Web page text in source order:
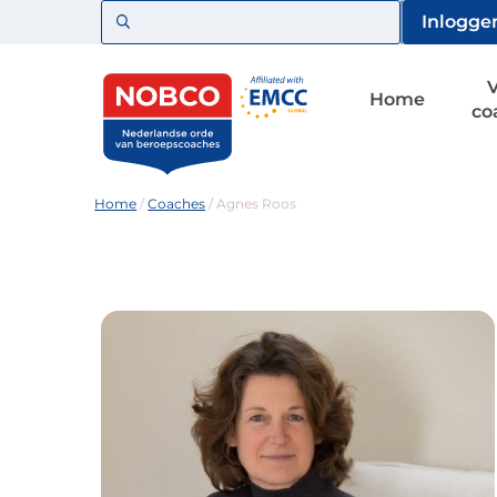
Zoeken
Home
Home /Coaches /Agnes Roos